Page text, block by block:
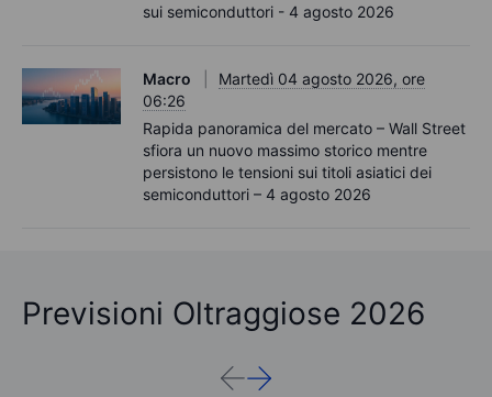
sui semiconduttori - 4 agosto 2026
Macro
Martedì 04 agosto 2026, ore
06:26
Rapida panoramica del mercato – Wall Street
sfiora un nuovo massimo storico mentre
persistono le tensioni sui titoli asiatici dei
semiconduttori – 4 agosto 2026
Previsioni Oltraggiose 2026